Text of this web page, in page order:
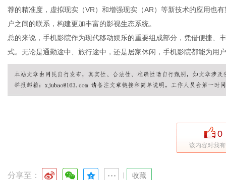
荐的精准度，虚拟现实（VR）和增强现实（AR）等新技术的应用也
户之间的联系，构建更加丰富的影视生态系统。
总的来说，手机影院作为现代移动娱乐的重要组成部分，凭借便捷、
式。无论是通勤途中、旅行途中，还是居家休闲，手机影院都能为用
0
该内容对我
分享至： 收藏